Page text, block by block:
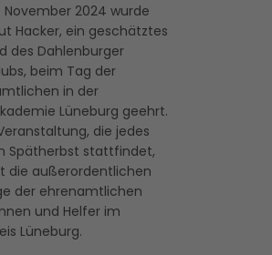
November 2024 wurde
Hacker, ein geschätztes
des Dahlenburger
beim Tag der
in der
Lüneburg geehrt.
die jedes
Spätherbst stattfindet,
die außerordentlichen
der ehrenamtlichen
und Helfer im
Lüneburg.